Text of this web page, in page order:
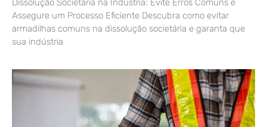
Dissolução Societária na Indústria: Evite Erros Comuns e
Assegure um Processo Eficiente Descubra como evitar
armadilhas comuns na dissolução societária e garanta que
sua indústria